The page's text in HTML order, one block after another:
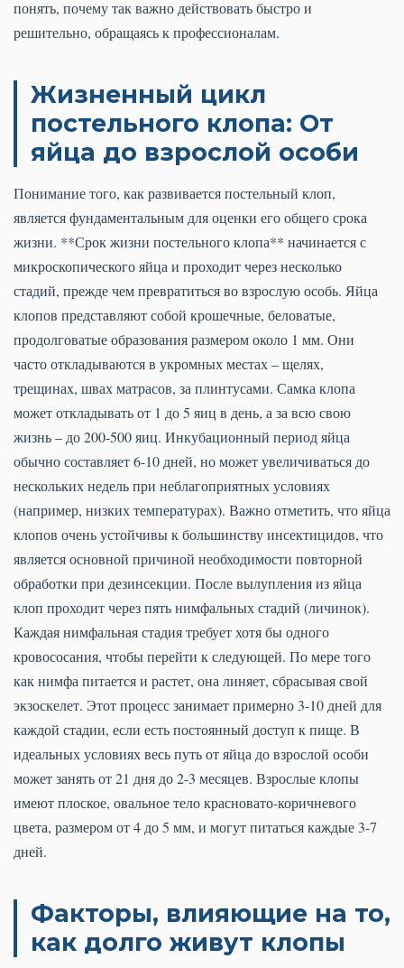
понять, почему так важно действовать быстро и
решительно, обращаясь к профессионалам.
Жизненный цикл
постельного клопа: От
яйца до взрослой особи
Понимание того, как развивается постельный клоп,
является фундаментальным для оценки его общего срока
жизни. **Срок жизни постельного клопа** начинается с
микроскопического яйца и проходит через несколько
стадий, прежде чем превратиться во взрослую особь. Яйца
клопов представляют собой крошечные, беловатые,
продолговатые образования размером около 1 мм. Они
часто откладываются в укромных местах – щелях,
трещинах, швах матрасов, за плинтусами. Самка клопа
может откладывать от 1 до 5 яиц в день, а за всю свою
жизнь – до 200-500 яиц. Инкубационный период яйца
обычно составляет 6-10 дней, но может увеличиваться до
нескольких недель при неблагоприятных условиях
(например, низких температурах). Важно отметить, что яйца
клопов очень устойчивы к большинству инсектицидов, что
является основной причиной необходимости повторной
обработки при дезинсекции. После вылупления из яйца
клоп проходит через пять нимфальных стадий (личинок).
Каждая нимфальная стадия требует хотя бы одного
кровососания, чтобы перейти к следующей. По мере того
как нимфа питается и растет, она линяет, сбрасывая свой
экзоскелет. Этот процесс занимает примерно 3-10 дней для
каждой стадии, если есть постоянный доступ к пище. В
идеальных условиях весь путь от яйца до взрослой особи
может занять от 21 дня до 2-3 месяцев. Взрослые клопы
имеют плоское, овальное тело красновато-коричневого
цвета, размером от 4 до 5 мм, и могут питаться каждые 3-7
дней.
Факторы, влияющие на то,
как долго живут клопы